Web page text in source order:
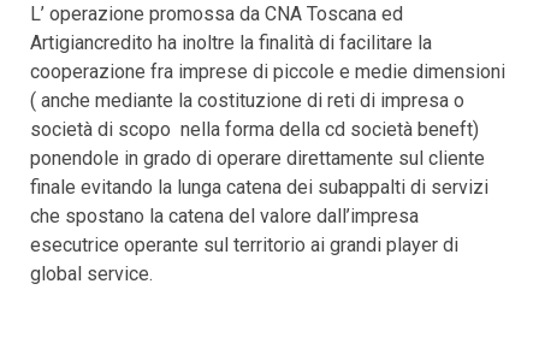
L’ operazione promossa da CNA Toscana ed
Artigiancredito ha inoltre la finalità di facilitare la
cooperazione fra imprese di piccole e medie dimensioni
( anche mediante la costituzione di reti di impresa o
società di scopo nella forma della cd società beneft)
ponendole in grado di operare direttamente sul cliente
finale evitando la lunga catena dei subappalti di servizi
che spostano la catena del valore dall’impresa
esecutrice operante sul territorio ai grandi player di
global service.